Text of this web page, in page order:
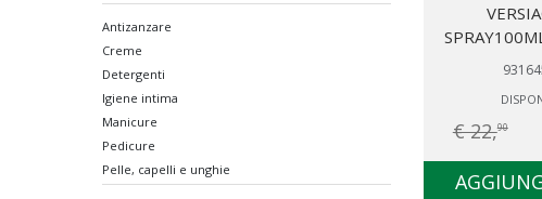
Antizanzare
Creme
Detergenti
Igiene intima
Manicure
Pedicure
Pelle, capelli e unghie
€ 22,90